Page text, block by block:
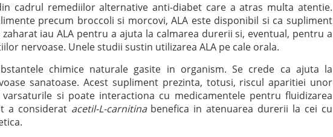
cadrul remediilor alternative anti-diabet care a atras multa atentie.
precum broccoli si morcovi, ALA este disponibil si ca supliment
iau ALA pentru a ajuta la calmarea durerii si, eventual, pentru a
nervoase. Unele studii sustin utilizarea ALA pe cale orala.
chimice naturale gasite in organism. Se crede ca ajuta la
sanatoase. Acest supliment prezinta, totusi, riscul aparitiei unor
si poate interactiona cu medicamentele pentru fluidizarea
a considerat acetil-L-carnitinabenefica in atenuarea durerii la cei cu